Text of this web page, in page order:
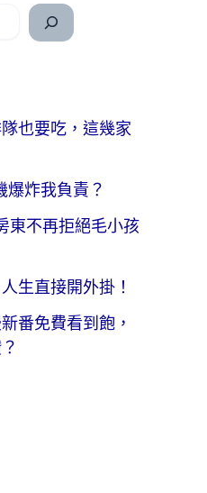
也要吃，這幾家
爆炸我負責？
東不再拒絕毛小孩
生直接開外掛！
番免費看到飽，